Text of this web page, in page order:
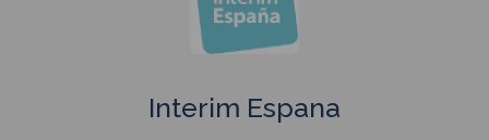
Interim Espana